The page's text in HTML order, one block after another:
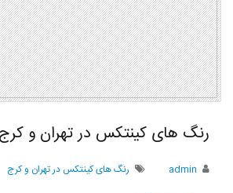
رنگ های کینتکس در تهران و کرج
admin رنگ های کینتکس در تهران و کرج